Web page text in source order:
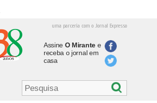
uma parceria com o Jornal Expresso
Assine O Mirantee
receba o jornal em
casa